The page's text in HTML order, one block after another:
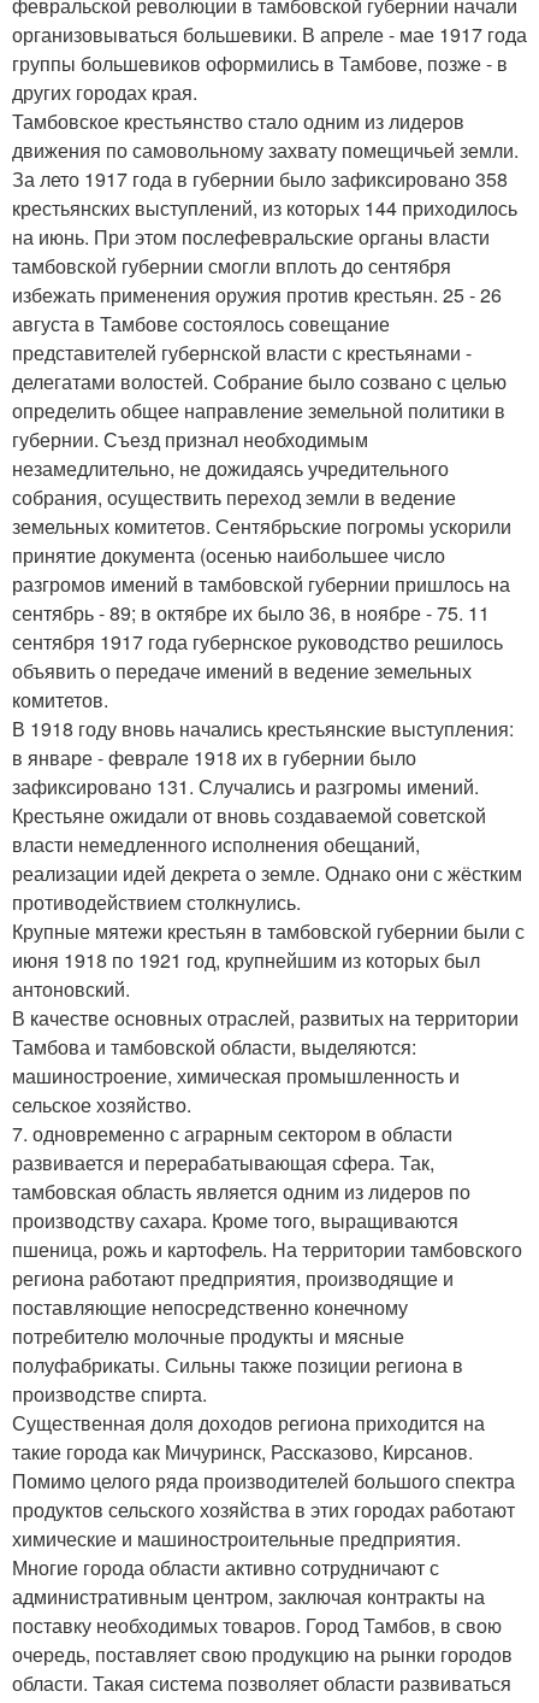
организовываться большевики. В апреле - мае 1917 года
группы большевиков оформились в Тамбове, позже - в
других городах края.
Тамбовское крестьянство стало одним из лидеров
движения по самовольному захвату помещичьей земли.
За лето 1917 года в губернии было зафиксировано 358
крестьянских выступлений, из которых 144 приходилось
на июнь. При этом послефевральские органы власти
тамбовской губернии смогли вплоть до сентября
избежать применения оружия против крестьян. 25 - 26
августа в Тамбове состоялось совещание
представителей губернской власти с крестьянами -
делегатами волостей. Собрание было созвано с целью
определить общее направление земельной политики в
губернии. Съезд признал необходимым
незамедлительно, не дожидаясь учредительного
собрания, осуществить переход земли в ведение
земельных комитетов. Сентябрьские погромы ускорили
принятие документа (осенью наибольшее число
разгромов имений в тамбовской губернии пришлось на
сентябрь - 89; в октябре их было 36, в ноябре - 75. 11
сентября 1917 года губернское руководство решилось
объявить о передаче имений в ведение земельных
комитетов.
В 1918 году вновь начались крестьянские выступления:
в январе - феврале 1918 их в губернии было
зафиксировано 131. Случались и разгромы имений.
Крестьяне ожидали от вновь создаваемой советской
власти немедленного исполнения обещаний,
реализации идей декрета о земле. Однако они с жёстким
противодействием столкнулись.
Крупные мятежи крестьян в тамбовской губернии были с
июня 1918 по 1921 год, крупнейшим из которых был
антоновский.
В качестве основных отраслей, развитых на территории
Тамбова и тамбовской области, выделяются:
машиностроение, химическая промышленность и
сельское хозяйство.
7. одновременно с аграрным сектором в области
развивается и перерабатывающая сфера. Так,
тамбовская область является одним из лидеров по
производству сахара. Кроме того, выращиваются
пшеница, рожь и картофель. На территории тамбовского
региона работают предприятия, производящие и
поставляющие непосредственно конечному
потребителю молочные продукты и мясные
полуфабрикаты. Сильны также позиции региона в
производстве спирта.
Существенная доля доходов региона приходится на
такие города как Мичуринск, Рассказово, Кирсанов.
Помимо целого ряда производителей большого спектра
продуктов сельского хозяйства в этих городах работают
химические и машиностроительные предприятия.
Многие города области активно сотрудничают с
административным центром, заключая контракты на
поставку необходимых товаров. Город Тамбов, в свою
очередь, поставляет свою продукцию на рынки городов
области. Такая система позволяет области развиваться